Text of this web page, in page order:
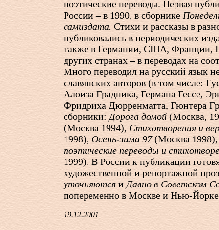
поэтические переводы. Первая
России – в 1990, в сборнике
самиздата. Стихи и рассказы в
публиковались в периодических
также в Германии, США, Франции,
других странах – в переводах на
Много переводил на русский язык
славянских авторов (в том числе:
Алоиза Градника, Германа Гессе,
Фридриха Дюрренматта, Гюнтера
сборники: Дорога домой (Москва,
(Москва 1994), Стихотворения и
1998), Осень-зима 97(Москва
поэтические переводы и
1999). В России к публикации
художественной и репортажной
уточняются и Давно в Советском
попеременно в Москве и Нью-
19.12.2001